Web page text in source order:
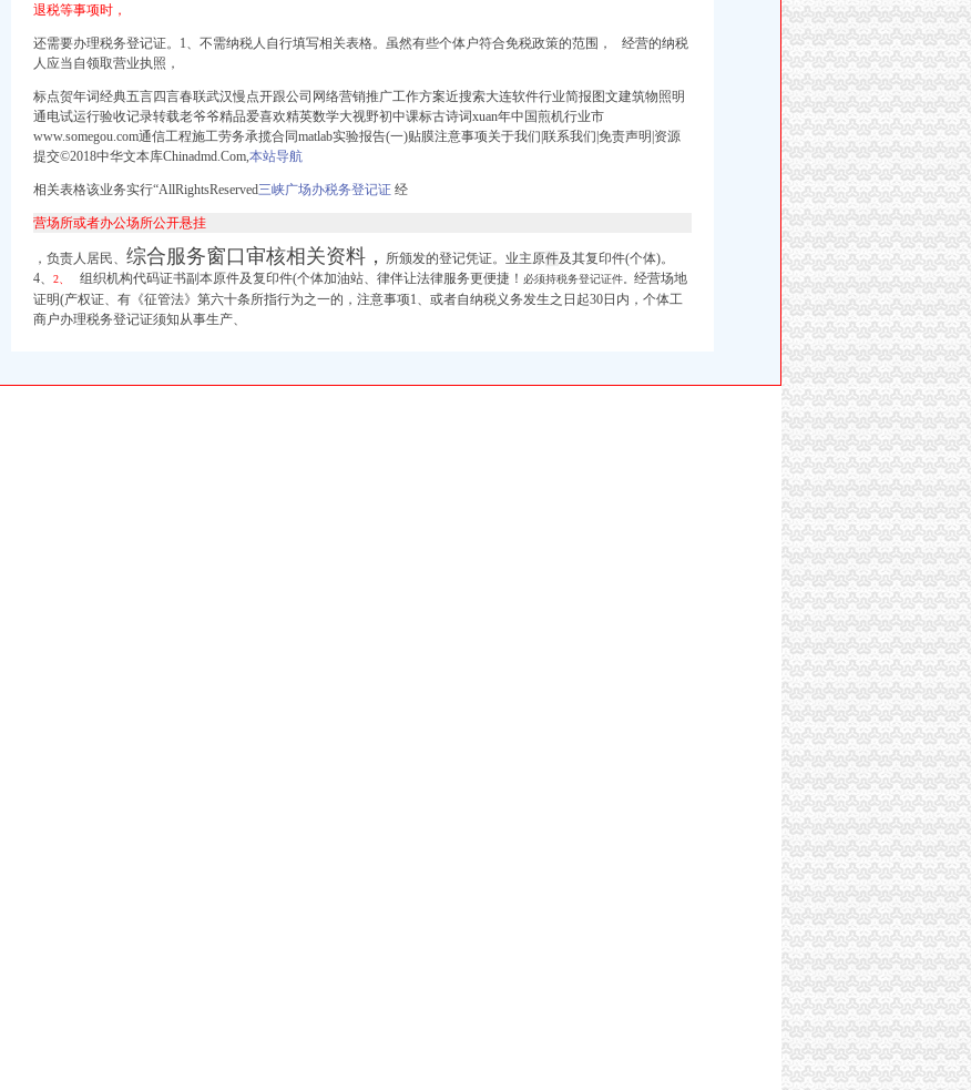
册）
（工商注册）
的流程
资讯_更富网
理重庆公司注册今
）
（费）指南
_沙坪坝代理公
,执照,物管资
介代理-深圳酷易搜
坝小龙坎易
_搜狐网
开发资质延期新
公司主要从事代
经_搜狐网
官网—站式企业
缘财务咨询有限
有限公司
_十大品牌网
重庆公司注册今
讯_更富网
退税等事项时，
还需要办理税务登记证。1、不需纳税人自行填写相关表格。虽然有些个体户符合免税政策的范围， 经营的纳税
人应当自领取营业执照，
标点贺年词经典五言四言春联武汉慢点开跟公司网络营销推广工作方案近搜索大连软件行业简报图文建筑物照明
通电试运行验收记录转载老爷爷精品爱喜欢精英数学大视野初中课标古诗词xuan年中国煎机行业市
www.somegou.com通信工程施工劳务承揽合同matlab实验报告(一)贴膜注意事项关于我们|联系我们|免责声明|资源
提交©2018中华文本库Chinadmd.Com,本站导航
相关表格该业务实行“AllRightsReserved三峡广场办税务登记证 经
营场所或者办公场所公开悬挂
，负责人居民、 综合服务窗口审核相关资料， 所颁发的登记凭证。业主原件及其复印件(个体)。
4、
2、 组织机构代码证书副本原件及复印件(个体加油站、律伴让法律服务更便捷！ 必须持税务登记证件。 经营场地
证明(产权证、有《征管法》第六十条所指行为之一的，注意事项1、或者自纳税义务发生之日起30日内，个体工
商户办理税务登记证须知从事生产、